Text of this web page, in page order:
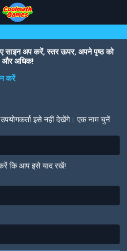
साइन अप करें, स्तर ऊपर, अपने पृष्ठ को
और अधिक!
करें.
इसे नहीं देखेंगे। एक नाम चुनें
कि आप इसे याद रखें!